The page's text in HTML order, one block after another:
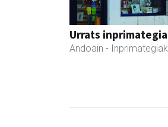
Urrats inprimategia
Andoain - Inprimategiak